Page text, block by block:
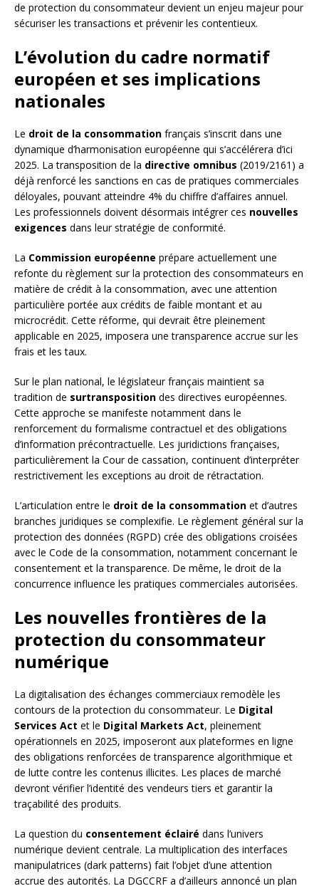
de protection du consommateur devient un enjeu majeur pour
sécuriser les transactions et prévenir les contentieux.
L’évolution du cadre normatif
européen et ses implications
nationales
Le droit de la consommation français s’inscrit dans une
dynamique d’harmonisation européenne qui s’accélérera d’ici
2025. La transposition de la directive omnibus (2019/2161) a
déjà renforcé les sanctions en cas de pratiques commerciales
déloyales, pouvant atteindre 4% du chiffre d’affaires annuel.
Les professionnels doivent désormais intégrer ces nouvelles
exigences dans leur stratégie de conformité.
La Commission européenne prépare actuellement une
refonte du règlement sur la protection des consommateurs en
matière de crédit à la consommation, avec une attention
particulière portée aux crédits de faible montant et au
microcrédit. Cette réforme, qui devrait être pleinement
applicable en 2025, imposera une transparence accrue sur les
frais et les taux.
Sur le plan national, le législateur français maintient sa
tradition de surtransposition des directives européennes.
Cette approche se manifeste notamment dans le
renforcement du formalisme contractuel et des obligations
d’information précontractuelle. Les juridictions françaises,
particulièrement la Cour de cassation, continuent d’interpréter
restrictivement les exceptions au droit de rétractation.
L’articulation entre le droit de la consommation et d’autres
branches juridiques se complexifie. Le règlement général sur la
protection des données (RGPD) crée des obligations croisées
avec le Code de la consommation, notamment concernant le
consentement et la transparence. De même, le droit de la
concurrence influence les pratiques commerciales autorisées.
Les nouvelles frontières de la
protection du consommateur
numérique
La digitalisation des échanges commerciaux remodèle les
contours de la protection du consommateur. Le Digital
Services Act et le Digital Markets Act, pleinement
opérationnels en 2025, imposeront aux plateformes en ligne
des obligations renforcées de transparence algorithmique et
de lutte contre les contenus illicites. Les places de marché
devront vérifier l’identité des vendeurs tiers et garantir la
traçabilité des produits.
La question du consentement éclairé dans l’univers
numérique devient centrale. La multiplication des interfaces
manipulatrices (dark patterns) fait l’objet d’une attention
accrue des autorités. La DGCCRF a d’ailleurs annoncé un plan